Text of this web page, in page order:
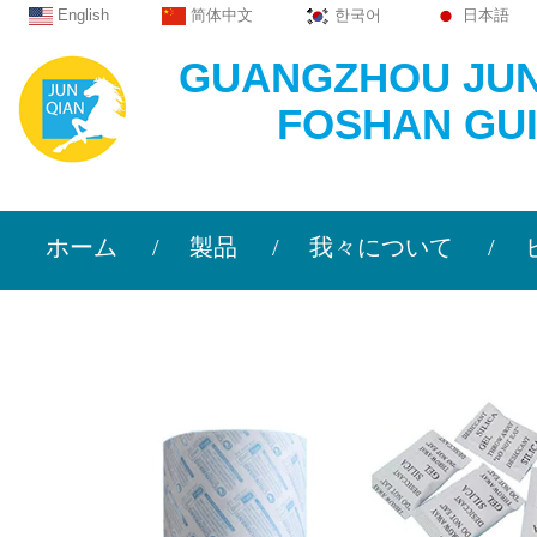
English 简体中文 한국어 日本語
GUANGZHOU
FOSHAN
ホーム 製品 我々について